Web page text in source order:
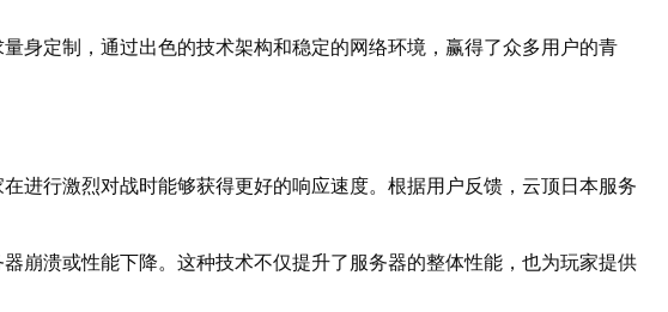
身定制，通过出色的技术架构和稳定的网络环境，赢得了众多用户的青
进行激烈对战时能够获得更好的响应速度。根据用户反馈，云顶日本服务
崩溃或性能下降。这种技术不仅提升了服务器的整体性能，也为玩家提供